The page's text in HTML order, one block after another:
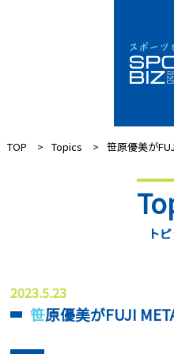
TOP Topics 笹原優美が
ト
2023.5.23
笹原優美がFUJI